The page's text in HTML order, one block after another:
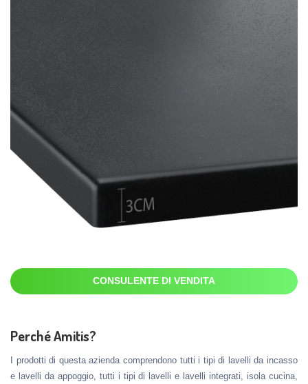
CONSULENTE DI VENDITA
Perché Amitis?
I prodotti di questa azienda comprendono tutti i tipi di lavelli da incasso
e lavelli da appoggio, tutti i tipi di lavelli e lavelli integrati, isola cucina,